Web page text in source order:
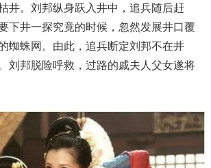
井。刘邦纵身跃入井中，追兵随后赶
下井一探究竟的时候，忽然发展井口覆
蜘蛛网。由此，追兵断定刘邦不在井
刘邦脱险呼救，过路的戚夫人父女遂将